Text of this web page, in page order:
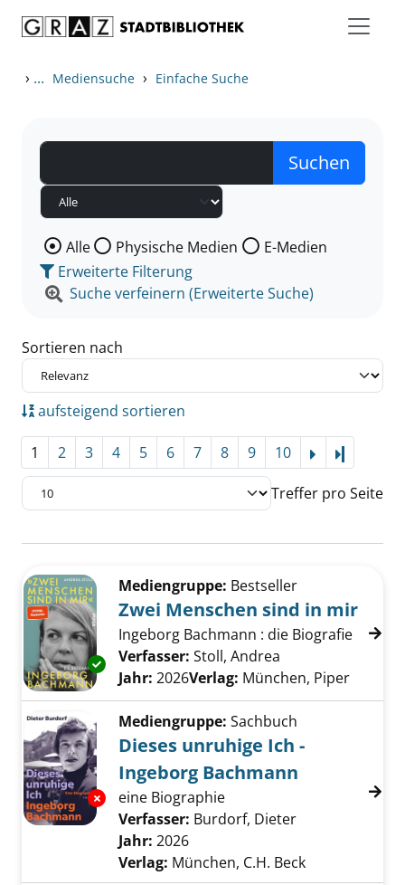
› ... Mediensuche › Einfache Suche
Wählen Sie die Medienart nach der Sie suchen wollen.
Alle Physische Medien
E-Medien
Erweiterte Filterung
Suche verfeinern (Erweiterte Suche)
Sortieren nach
aufsteigend sortieren
1 2 3 4 5 6 7 8 9 10
Treffer pro Seite
Zu den Suchfiltern springen
Exemplar-Details von Zwei Menschen sind in
Mediengruppe: Bestseller
Zwei Menschen sind in mir
Ingeborg Bachmann : die Biografie
Verfasser: Stoll, Andrea
Jahr: 2026Verlag: München, Piper
Exemplar-Details von Dieses unruhige Ich -
Mediengruppe: Sachbuch
Dieses unruhige Ich -
Ingeborg Bachmann
eine Biographie
Verfasser: Burdorf, Dieter
Jahr: 2026
Verlag: München, C.H. Beck